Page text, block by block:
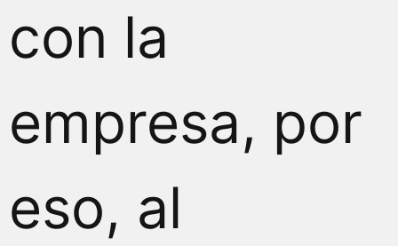
con la
empresa, por
eso, al